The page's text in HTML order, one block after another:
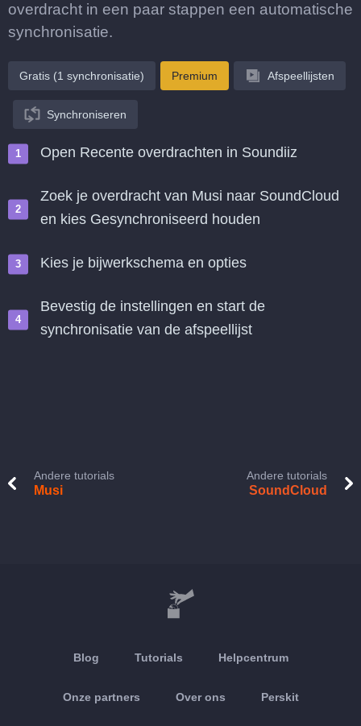
overdracht in een paar stappen een automatische
synchronisatie.
Gratis (1 synchronisatie) Premium Afspeellijsten
Synchroniseren
Open Recente overdrachten in Soundiiz
Zoek je overdracht van Musi naar SoundCloud
en kies Gesynchroniseerd houden
Kies je bijwerkschema en opties
Bevestig de instellingen en start de
synchronisatie van de afspeellijst
Andere tutorials
Musi
Andere tutorials
SoundCloud
Blog Tutorials Helpcentrum
Onze partners Over ons Perskit